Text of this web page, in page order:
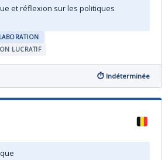
et réflexion sur les politiques
LUCRATIF
⏱ Indéterminée